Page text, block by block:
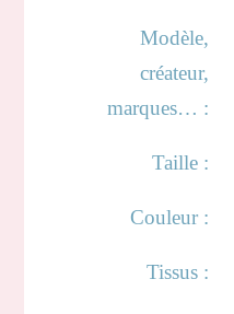
Modèle,
créateur,
marques… :
Taille :
Couleur :
Tissus :